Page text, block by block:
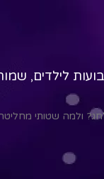
לילדים,
ולמה שטותי